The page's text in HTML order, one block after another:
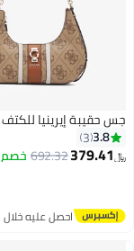
جس حقيبة إيرينيا للكتف
3.8
3
﷼‏ 379.41
692.32خصم 45%
احصل عليه خلال
اغسطس